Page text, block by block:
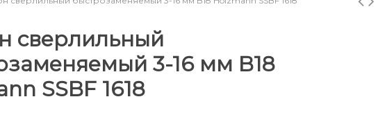
сверлильный
3-16 мм B18
SSBF 1618